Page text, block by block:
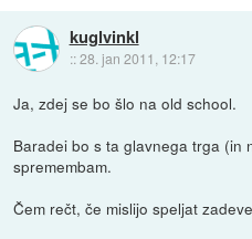
kuglvinkl
::28. jan 2011, 12:17
Ja, zdej se bo šlo na old school.
Baradei bo s ta glavnega trga (in
spremembam.
Čem rečt, če mislijo speljat